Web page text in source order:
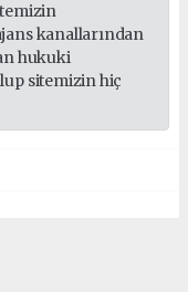
kanallarından
hukuki
sitemizin hiç